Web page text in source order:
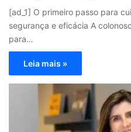
[ad_1] O primeiro passo para
segurança e eficácia A
para…
Leia mais »